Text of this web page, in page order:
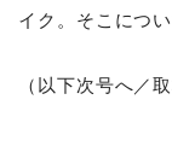
イク。そこにつ
（以下次号へ／